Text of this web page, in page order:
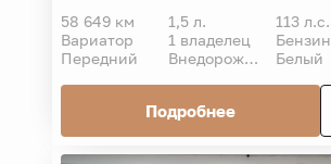
58 649 км 1,5 л.
113 л.с.
Вариатор
1 владелец
Бензин
Передний
Внедорожник 5 дв. Белый
Подробнее